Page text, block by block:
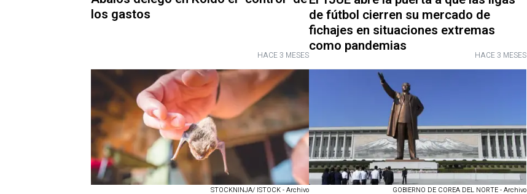
los gastos
HACE 3 MESES
de fútbol cierren su mercado de
fichajes en situaciones extremas
como pandemias
HACE 3 MESES
STOCKNINJA/ ISTOCK - Archivo GOBIERNO DE COREA DEL NORTE - Archivo